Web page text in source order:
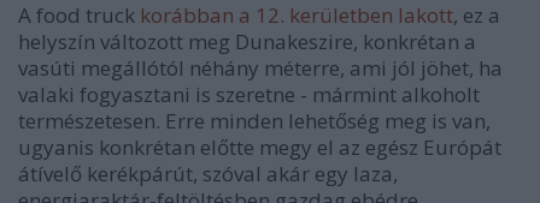
A food truck korábban a 12. kerületben lakott, ez a
helyszín változott meg Dunakeszire, konkrétan a
vasúti megállótól néhány méterre, ami jól jöhet, ha
valaki fogyasztani is szeretne - mármint alkoholt
természetesen. Erre minden lehetőség meg is van,
ugyanis konkrétan előtte megy el az egész Európát
átívelő kerékpárút, szóval akár egy laza,